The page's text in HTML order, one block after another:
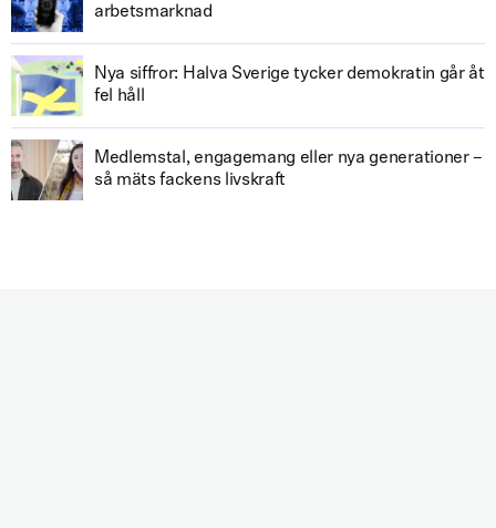
arbetsmarknad
Nya siffror: Halva Sverige tycker demokratin går åt
fel håll
Medlemstal, engagemang eller nya generationer –
så mäts fackens livskraft